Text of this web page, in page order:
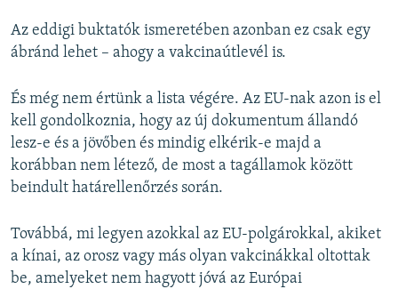
Az eddigi buktatók ismeretében azonban ez csak egy
ábránd lehet – ahogy a vakcinaútlevél is.
És még nem értünk a lista végére. Az EU-nak azon is el
kell gondolkoznia, hogy az új dokumentum állandó
lesz-e és a jövőben és mindig elkérik-e majd a
korábban nem létező, de most a tagállamok között
beindult határellenőrzés során.
Továbbá, mi legyen azokkal az EU-polgárokkal, akiket
a kínai, az orosz vagy más olyan vakcinákkal oltottak
be, amelyeket nem hagyott jóvá az Európai